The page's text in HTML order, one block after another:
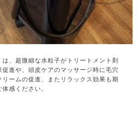
、超微細な水粒子がトリートメント剤
進や、頭皮ケアのマッサージ時に毛穴
ームの促進、またリラックス効果も期
感ください。